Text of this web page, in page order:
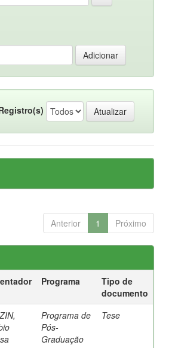
Anterior 1 Próximo
Programa
Tipo de
documento
Programa de
Pós-
Graduação
Tese